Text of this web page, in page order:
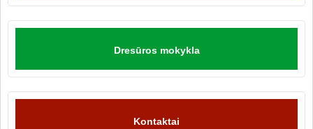
Dresūros mokykla
Kontaktai